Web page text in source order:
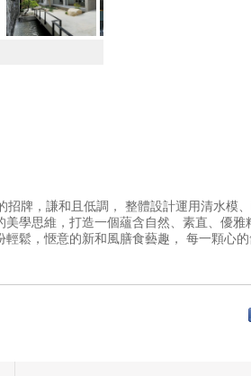
牌，謙和且低調， 整體設計運用清水模
學思維，打造一個蘊含自然、素直、優雅
鬆，愜意的新和風膳食藝趣， 每一顆心